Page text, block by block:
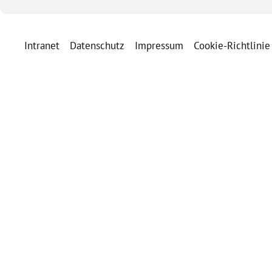
Intranet Datenschutz Impressum Cookie-Richtlinie